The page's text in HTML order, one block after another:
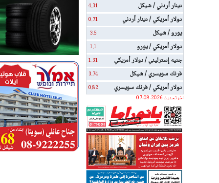
دينار أردني / شيكل 4.31
دولار أمريكي / دينار أردني 0.71
يورو / شيكل 3.5
دولار أمريكي / يورو 1.1
جنيه إسترليني / دولار أمريكي 1.31
فرنك سويسري / شيكل 3.74
دولار أمريكي / فرنك سويسري
0.82
اخر تحديث 2026-08-07